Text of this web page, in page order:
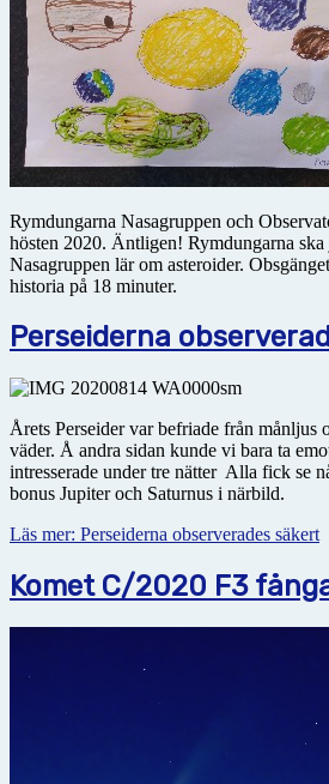
Rymdungarna Nasagruppen och
hösten 2020. Äntligen! Rymdungarna ska
Nasagruppen lär om asteroider.
historia på 18 minuter.
Perseiderna
Årets Perseider var befriade från månljus
väder. Å andra sidan kunde vi bara ta
intresserade under tre nätter Alla fick se
bonus Jupiter och Saturnus i närbild.
Läs mer: Perseiderna observerades säkert
Komet C/2020 F3